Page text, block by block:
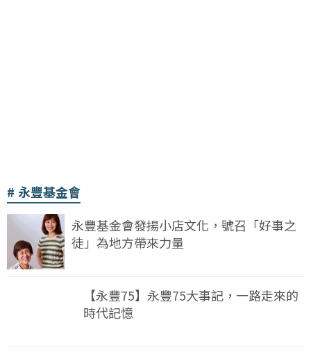
永豐基金會
永豐基金會發揚小店文化，號召「好事之
徒」為地方帶來力量
【永豐75】永豐75大事記，一路走來的
時代記憶